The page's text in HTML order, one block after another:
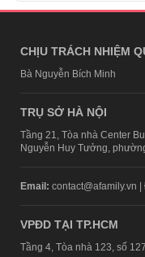
CHỊU TRÁCH NHIỆM
Bà Nguyễn Bích Minh
TRỤ SỞ HÀ NỘI
Tầng 21, Tòa nhà Center
Nguyễn Huy Tưởng,
Email: contact@afamily.vn |
VPĐD TẠI TP.HCM
Tầng 4, Tòa nhà 123, số